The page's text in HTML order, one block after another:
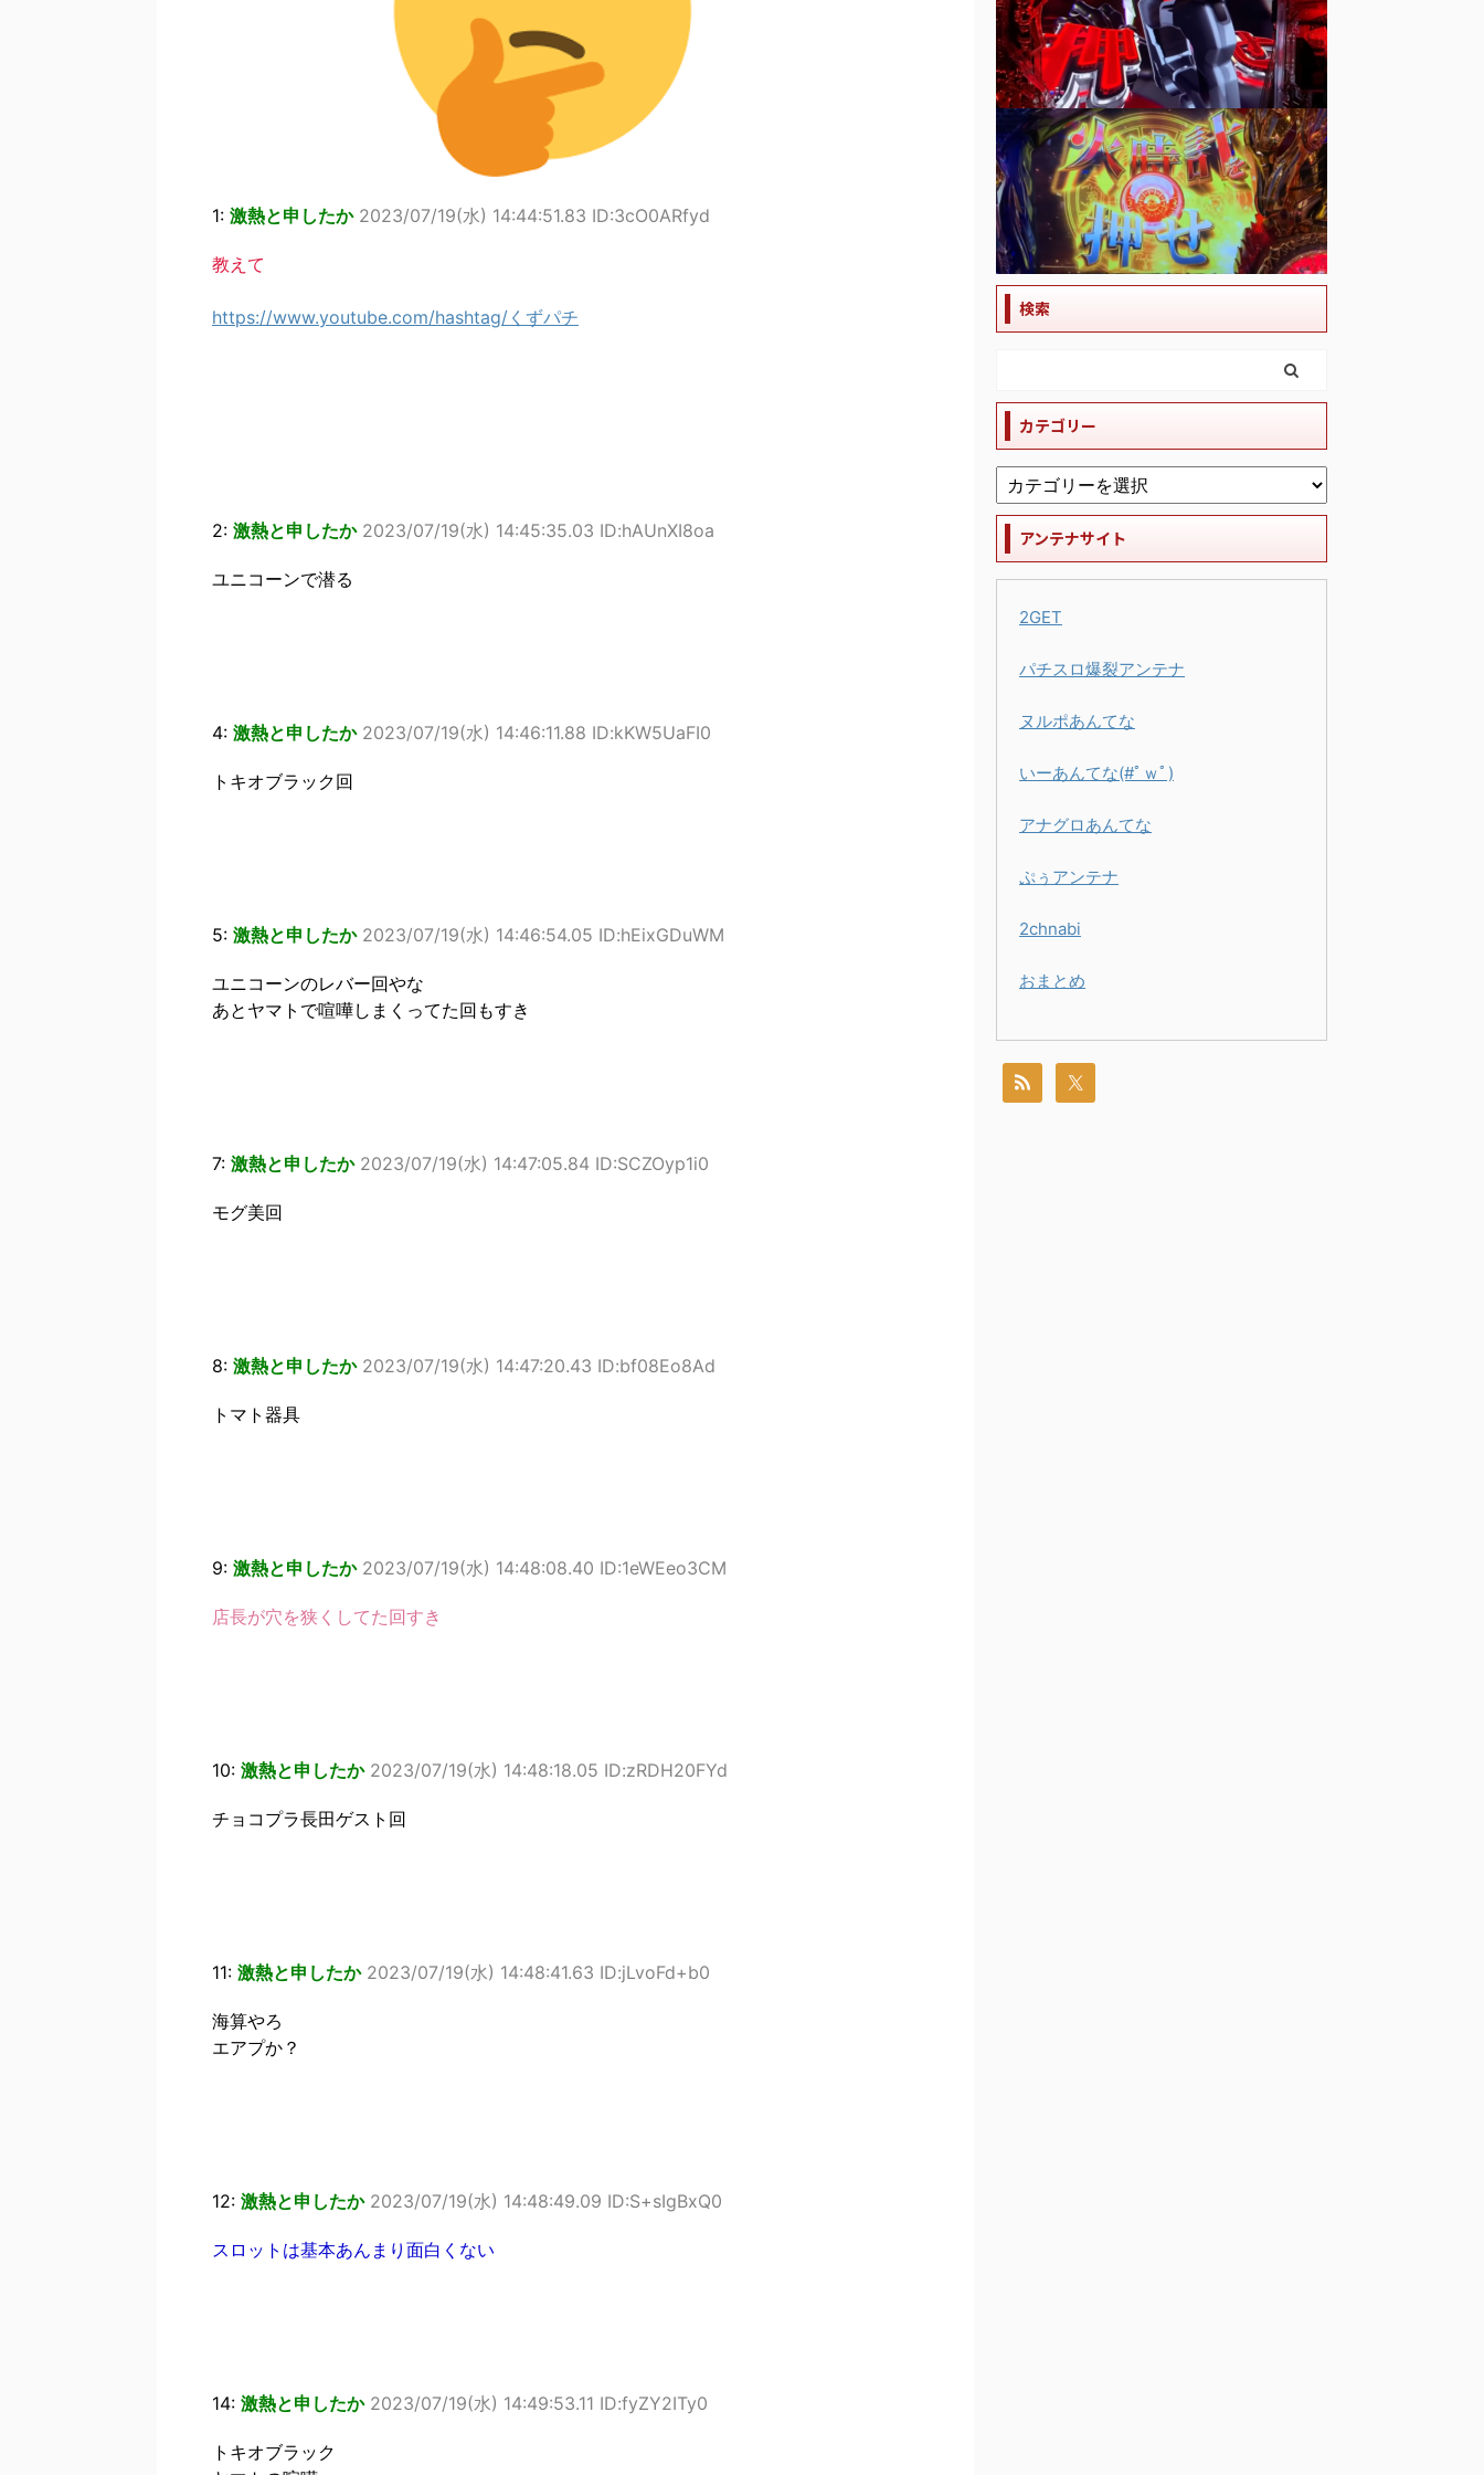
1: 激熱と申したか 2023/07/19(水) 14:44:51.83 ID:3cO0ARfyd
教えて
https://www.youtube.com/hashtag/くずパチ
2: 激熱と申したか 2023/07/19(水) 14:45:35.03 ID:hAUnXI8oa
ユニコーンで潜る
4: 激熱と申したか 2023/07/19(水) 14:46:11.88 ID:kKW5UaFI0
トキオブラック回
5: 激熱と申したか 2023/07/19(水) 14:46:54.05 ID:hEixGDuWM
ユニコーンのレバー回やな
あとヤマトで喧嘩しまくってた回もすき
7: 激熱と申したか 2023/07/19(水) 14:47:05.84 ID:SCZOyp1i0
モグ美回
8: 激熱と申したか 2023/07/19(水) 14:47:20.43 ID:bf08Eo8Ad
トマト器具
9: 激熱と申したか 2023/07/19(水) 14:48:08.40 ID:1eWEeo3CM
店長が穴を狭くしてた回すき
10: 激熱と申したか 2023/07/19(水) 14:48:18.05 ID:zRDH20FYd
チョコプラ長田ゲスト回
11: 激熱と申したか 2023/07/19(水) 14:48:41.63 ID:jLvoFd+b0
海算やろ
エアプか？
12: 激熱と申したか 2023/07/19(水) 14:48:49.09 ID:S+sIgBxQ0
スロットは基本あんまり面白くない
14: 激熱と申したか 2023/07/19(水) 14:49:53.11 ID:fyZY2ITy0
トキオブラック
検索
カテゴリー
アンテナサイト
2GET
パチスロ爆裂アンテナ
ヌルポあんてな
いーあんてな(#ﾟｗﾟ)
アナグロあんてな
ぷぅアンテナ
2chnabi
おまとめ